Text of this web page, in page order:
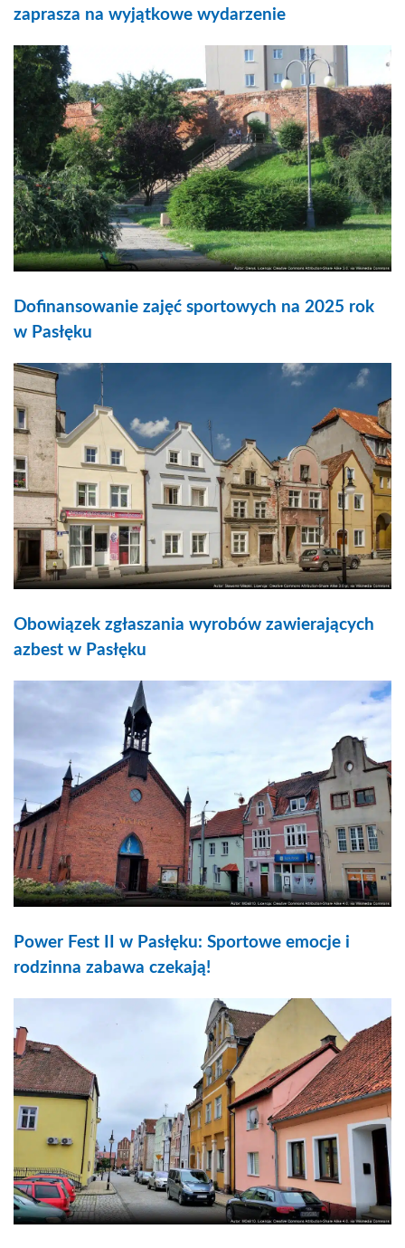
zaprasza na wyjątkowe wydarzenie
Dofinansowanie zajęć sportowych na 2025 rok
w Pasłęku
Obowiązek zgłaszania wyrobów zawierających
azbest w Pasłęku
Power Fest II w Pasłęku: Sportowe emocje i
rodzinna zabawa czekają!